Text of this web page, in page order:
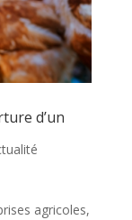
d’un
agricoles,